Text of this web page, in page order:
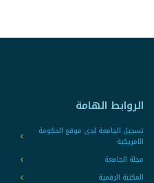
الروابط الهامة
تسجيل الجامعة لدى موقع الحكومة
الامريكية
مجلة الجامعة
المكتبة الرقمية